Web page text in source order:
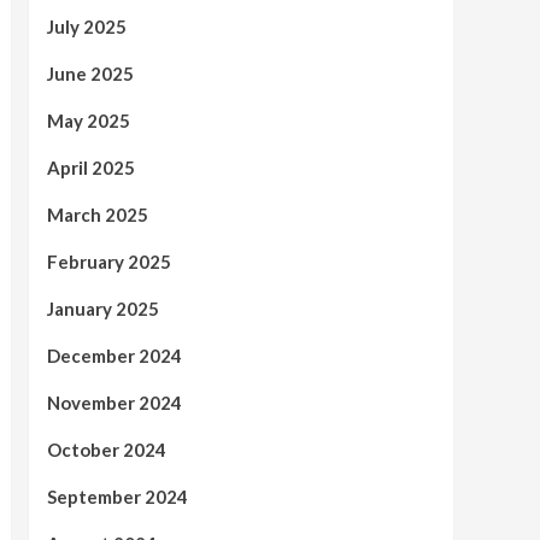
July 2025
June 2025
May 2025
April 2025
March 2025
February 2025
January 2025
December 2024
November 2024
October 2024
September 2024